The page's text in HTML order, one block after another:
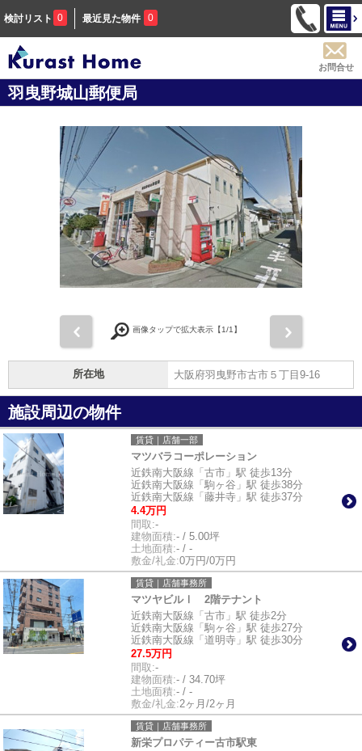
検討リスト 0 最近見た物件 0
お問合せ
羽曳野城山郵便局
画像タップで拡大表示【1/1】
所在地 大阪府羽曳野市古市５丁目9-16
施設周辺の物件
賃貸｜店舗一部
マツバラコーポレーション
近鉄南大阪線「古市」駅 徒歩13分
近鉄南大阪線「駒ヶ谷」駅 徒歩38分
近鉄南大阪線「藤井寺」駅 徒歩37分
4.4万円
間取:-
建物面積:- / 5.00坪
土地面積:- / -
敷金/礼金:0万円/0万円
賃貸｜店舗事務所
マツヤビルⅠ 2階テナント
近鉄南大阪線「古市」駅 徒歩2分
近鉄南大阪線「駒ヶ谷」駅 徒歩27分
近鉄南大阪線「道明寺」駅 徒歩30分
27.5万円
間取:-
建物面積:- / 34.70坪
土地面積:- / -
敷金/礼金:2ヶ月/2ヶ月
賃貸｜店舗事務所
新栄プロパティー古市駅東